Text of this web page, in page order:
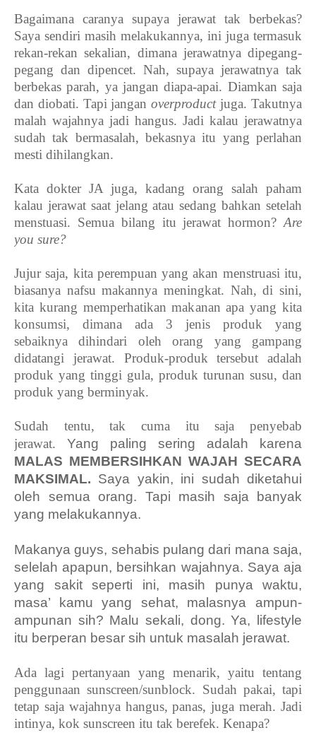
Bagaimana caranya supaya jerawat tak berbekas?
Saya sendiri masih melakukannya, ini juga termasuk
rekan-rekan sekalian, dimana jerawatnya dipegang-
pegang dan dipencet. Nah, supaya jerawatnya tak
berbekas parah, ya jangan diapa-apai. Diamkan saja
dan diobati. Tapi janganoverproduct juga. Takutnya
malah wajahnya jadi hangus. Jadi kalau jerawatnya
sudah tak bermasalah, bekasnya itu yang perlahan
mesti dihilangkan.
Kata dokter JA juga, kadang orang salah paham
kalau jerawat saat jelang atau sedang bahkan setelah
menstuasi. Semua bilang itu jerawat hormon? Are
you sure?
Jujur saja, kita perempuan yang akan menstruasi itu,
biasanya nafsu makannya meningkat. Nah, di sini,
kita kurang memperhatikan makanan apa yang kita
konsumsi, dimana ada 3 jenis produk yang
sebaiknya dihindari oleh orang yang gampang
didatangi jerawat. Produk-produk tersebut adalah
produk yang tinggi gula, produk turunan susu, dan
produk yang berminyak.
Sudah tentu, tak cuma itu saja penyebab
jerawat. Yang paling sering adalah karena
MALAS MEMBERSIHKAN WAJAH SECARA
MAKSIMAL. Saya yakin, ini sudah diketahui
oleh semua orang. Tapi masih saja banyak
yang melakukannya.
Makanya guys, sehabis pulang dari mana saja,
selelah apapun, bersihkan wajahnya. Saya aja
yang sakit seperti ini, masih punya waktu,
masa’ kamu yang sehat, malasnya ampun-
ampunan sih? Malu sekali, dong. Ya, lifestyle
itu berperan besar sih untuk masalah jerawat.
Ada lagi pertanyaan yang menarik, yaitu tentang
penggunaan sunscreen/sunblock. Sudah pakai, tapi
tetap saja wajahnya hangus, panas, juga merah. Jadi
intinya, kok sunscreen itu tak berefek. Kenapa?